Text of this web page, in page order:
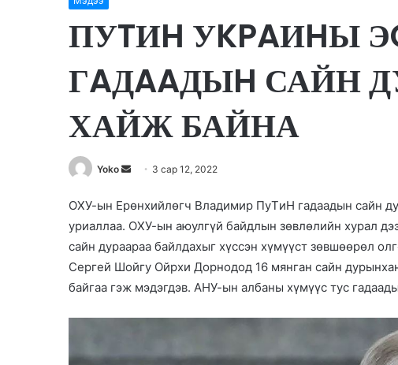
ПУTИH УKPAИHЫ
ГAДAAДЫH САЙН
ХАЙЖ БАЙНА
Yoko
n
d
a
n
e
a
l
3 сар 12, 2022
ОХУ-ын Ерөнхийлөгч Владимир ПуTиH гадаадын сайн
уриаллаа. ОХУ-ын аюулгүй байдлын зөвлөлийн хурал
сайн дураараа байлдахыг хүссэн хүмүүст зөвшөөрөл
Сергей Шойгу Ойрхи Дорнодод 16 мянган сайн
байгаа гэж мэдэгдэв. АНУ-ын албаны хүмүүс тус